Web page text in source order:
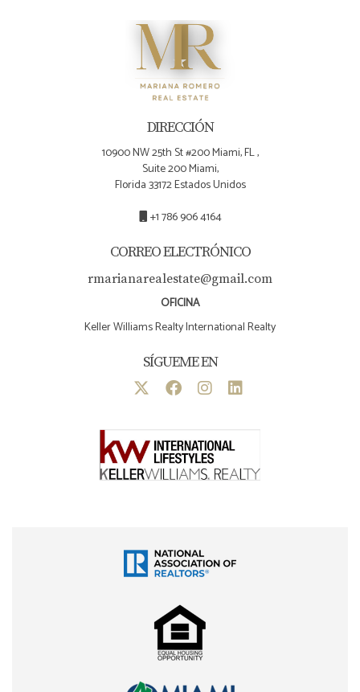
DIRECCIÓN
10900 NW 25th St #200 Miami, FL ,
Suite 200 Miami,
Florida 33172 Estados Unidos
+1 786 906 4164
CORREO ELECTRÓNICO
rmarianarealestate@gmail.com
OFICINA
Keller Williams Realty International Realty
SÍGUEME EN